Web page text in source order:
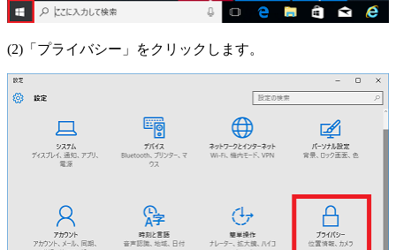
(2)「プライバシー」をクリックします。